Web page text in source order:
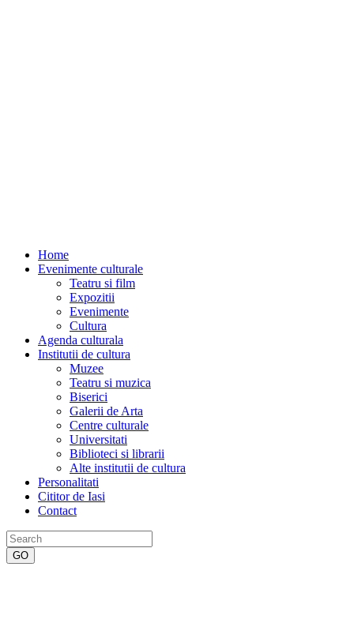
Home
Evenimente culturale
Teatru si film
Expozitii
Evenimente
Cultura
Agenda culturala
Institutii de cultura
Muzee
Teatru si muzica
Biserici
Galerii de Arta
Centre culturale
Universitati
Biblioteci si librarii
Alte institutii de cultura
Personalitati
Cititor de Iasi
Contact